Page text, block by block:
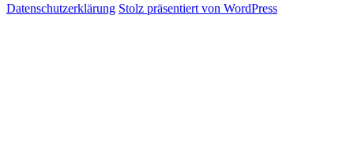
Datenschutzerklärung Stolz präsentiert von WordPress